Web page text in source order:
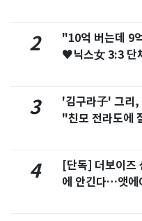
2
"10억 버는데 9
♥닉스女 3:3 단
3
'김구라子' 그리,
"친모 전라도에
4
[단독] 더보이즈
에 안긴다…앳에